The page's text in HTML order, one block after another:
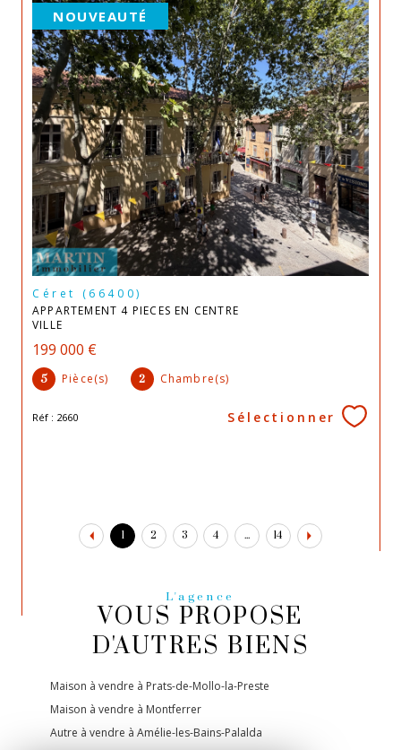
NOUVEAUTÉ
Céret (66400)
APPARTEMENT 4 PIECES EN CENTRE
VILLE
199 000 €
5 Pièce(s) 2 Chambre(s)
Réf : 2660 Sélectionner
1 2 3 4 ... 14
L'agence
VOUS PROPOSE
D'AUTRES BIENS
Maison à vendre à Prats-de-Mollo-la-Preste
Maison à vendre à Montferrer
Autre à vendre à Amélie-les-Bains-Palalda